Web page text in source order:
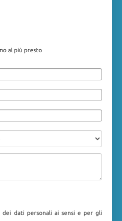
al più presto
dati personali ai sensi e per gli